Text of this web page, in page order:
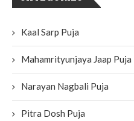
Kaal Sarp Puja
Mahamrityunjaya Jaap Puja
Narayan Nagbali Puja
Pitra Dosh Puja